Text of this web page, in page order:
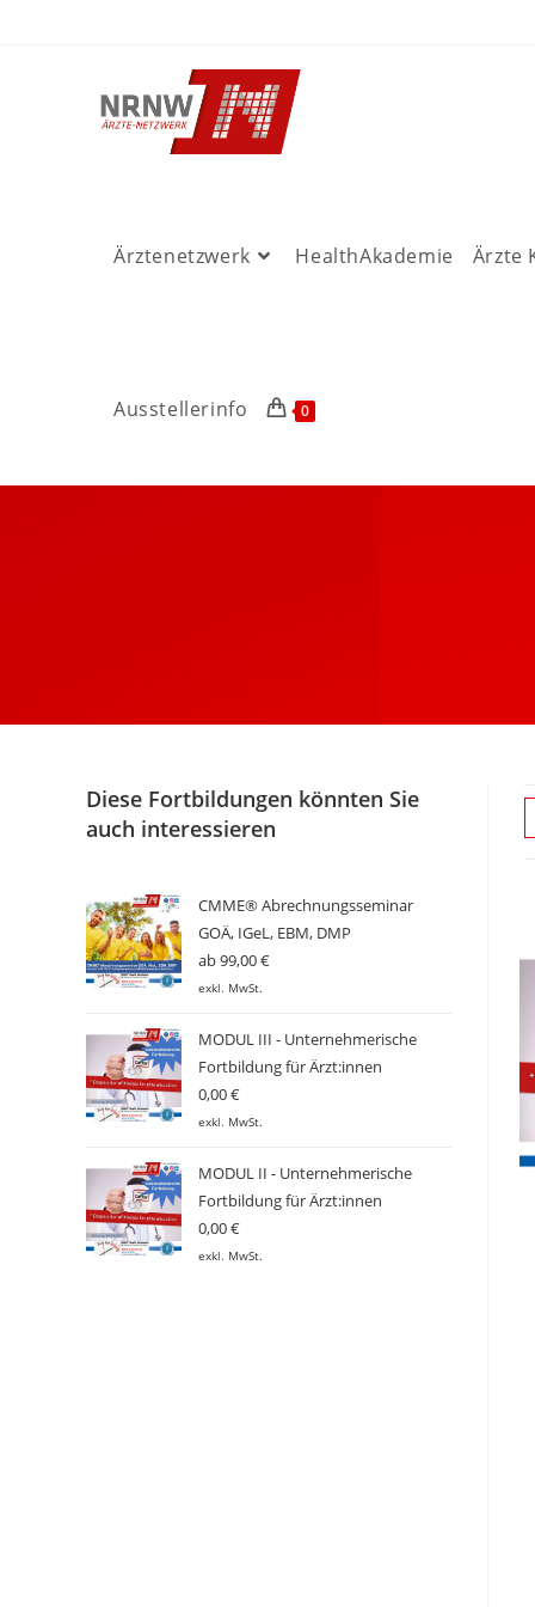
Ärztenetzwerk HealthAkademie Ärzte
Ausstellerinfo 0
Diese Fortbildungen könnten Sie
auch interessieren
CMME® Abrechnungsseminar
GOÄ, IGeL, EBM, DMP
ab99,00€
exkl. MwSt.
MODUL III - Unternehmerische
Fortbildung für Ärzt:innen
0,00€
exkl. MwSt.
MODUL II - Unternehmerische
Fortbildung für Ärzt:innen
0,00€
exkl. MwSt.